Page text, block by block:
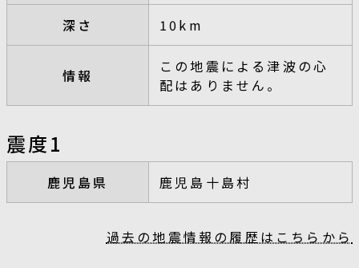
深さ 10km
情報
この地震による津波の心
配はありません。
震度1
鹿児島県 鹿児島十島村
過去の地震情報の履歴はこちらから